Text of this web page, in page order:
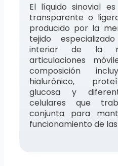
El líquido sinovial
transparente o
producido por la
tejido
interior de la
articulaciones
composición
hialurónico,
glucosa y
celulares que
conjunta para
funcionamiento de